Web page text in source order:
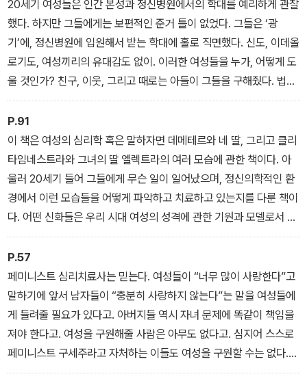
대착오적인 기록으로 남기를 바랐습니다.”
그럼에도 나는 여전히 이 책이 계속해서 유용하게 읽힌다는 사실에,
계속해서 현실을 조명하고 더 깊은 이해로 여성과 남성 모두에게 힘
을 실어주고 있다는 사실에 커다란 기쁨을 느낀다.
20세기 여성들은 인간 본성과 정신병원에서의 학대를 예리하게 관찰
했다. 하지만 그들에게는 보편적인 준거 틀이 없었다. 그들은 ‘광
기’에, 정신병원에 입원해서 받는 학대에 홀로 직면했다. 신도, 이데올
로기도, 여성끼리의 유대감도 없이. 이러한 여성들을 누가, 어떻게 도
울 것인가? 친구, 이웃, 그리고 때로는 아들이 그들을 구해줬다. 법률
상의 변화 또한 있었다. 하지만 그 밖에 어떤 것이 귀중한 것으로 판명
되었을까?
P.91
이 책은 여성의 심리학 혹은 말하자면 데메테르와 네 딸, 그리고 클리
타임네스트라와 그녀의 딸 엘렉트라의 여러 모습에 관한 책이다. 아
울러 20세기 들어 그들에게 무슨 일이 일어났으며, 정신의학적인 환
경에서 이런 모습들을 어떻게 파악하고 치료하고 있는지를 다룬 책이
다. 어떤 신화들은 우리 시대 여성의 성격에 관한 기원과 모델로서 많
은 것을 드러내 보인다. 나는 여성에게 주어진 조건과 우리가 ‘광기’라
고 부르는 것?신성하게 위협적인 행동인 광기의 웅변적 힘과 소모적
요구로부터 사회는 이성과 강제력으로 스스로를 보호한다?사이의 관
계를 기술하면서 여러 신화를 인용했다.
P.57
페미니스트 심리치료사는 믿는다. 여성들이 “너무 많이 사랑한다”고
말하기에 앞서 남자들이 “충분히 사랑하지 않는다”는 말을 여성들에
게 들려줄 필요가 있다고. 아버지들 역시 자녀 문제에 똑같이 책임을
져야 한다고. 여성을 구원해줄 사람은 아무도 없다고. 심지어 스스로
페미니스트 구세주라고 자처하는 이들도 여성을 구원할 수는 없다.
여성 스스로 자신을 구원하지 않는다면 말이다. 자기애(自己愛)는